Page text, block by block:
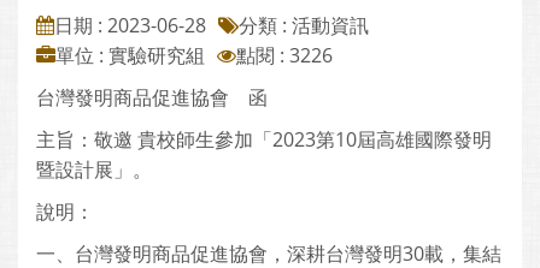
日期 : 2023-06-28
分類 : 活動資訊
單位 : 實驗研究組
點閱 : 3226
台灣發明商品促進協會 函
主旨：敬邀 貴校師生參加「2023第10屆高雄國際發明
暨設計展」。
說明：
一、台灣發明商品促進協會，深耕台灣發明30載，集結